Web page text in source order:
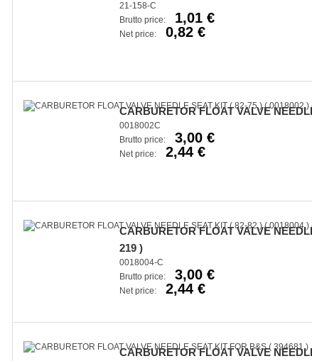
21-158-C
Brutto price:
1,01 €
Net price: 0,82 €
CARBURETOR FLOAT VALVE
0018002C
Brutto price:
3,00 €
Net price: 2,44 €
CARBURETOR FLOAT VALVE
219 )
0018004-C
Brutto price:
3,00 €
Net price: 2,44 €
CARBURETOR FLOAT VALVE